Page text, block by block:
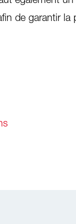
de garantir la